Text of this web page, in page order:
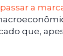
a
que,